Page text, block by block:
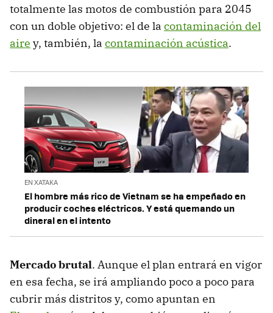
totalmente las motos de combustión para 2045
con un doble objetivo: el de la contaminación del
aire y, también, la contaminación acústica.
EN XATAKA
El hombre más rico de Vietnam se ha empeñado en
producir coches eléctricos. Y está quemando un
dineral en el intento
Mercado brutal. Aunque el plan entrará en vigor
en esa fecha, se irá ampliando poco a poco para
cubrir más distritos y, como apuntan en